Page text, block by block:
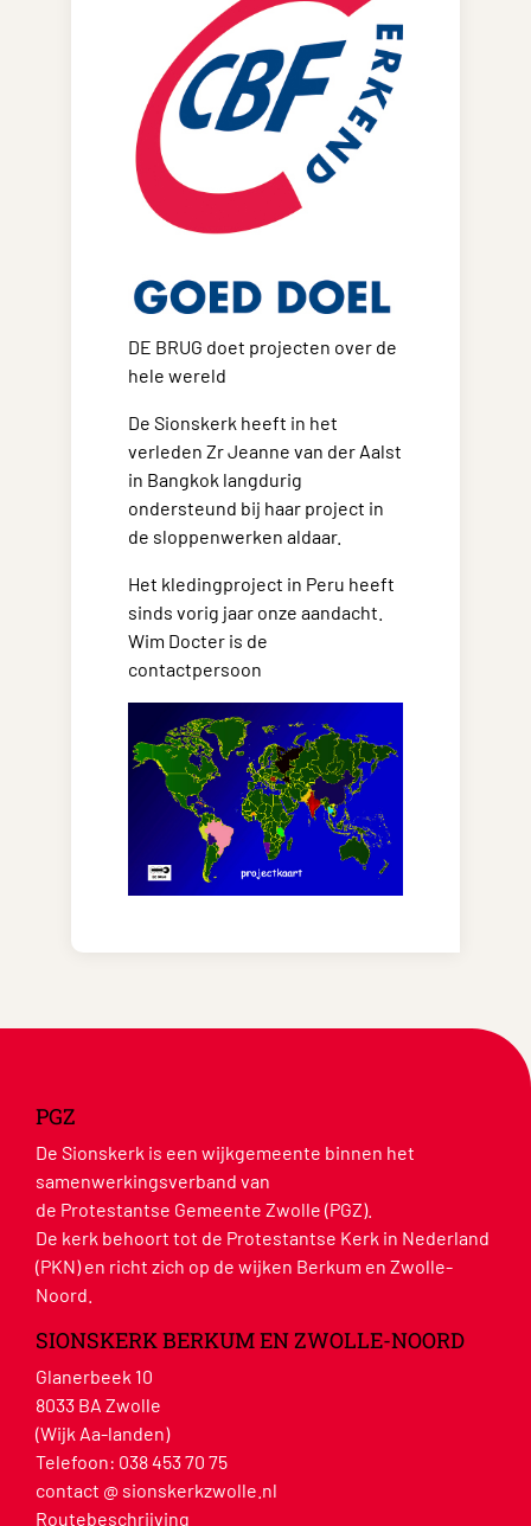
DE BRUG doet projecten over de
hele wereld
De Sionskerk heeft in het
verleden Zr Jeanne van der Aalst
in Bangkok langdurig
ondersteund bij haar project in
de sloppenwerken aldaar.
Het kledingproject in Peru heeft
sinds vorig jaar onze aandacht.
Wim Docter is de
contactpersoon
PGZ
De Sionskerk is een wijkgemeente binnen het
samenwerkingsverband van
de Protestantse Gemeente Zwolle (PGZ).
De kerk behoort tot de Protestantse Kerk in Nederland
(PKN) en richt zich op de wijken Berkum en Zwolle-
Noord.
SIONSKERK BERKUM EN ZWOLLE-NOORD
Glanerbeek 10
8033 BA Zwolle
(Wijk Aa-landen)
Telefoon: 038 453 70 75
contact @ sionskerkzwolle.nl
Routebeschrijving